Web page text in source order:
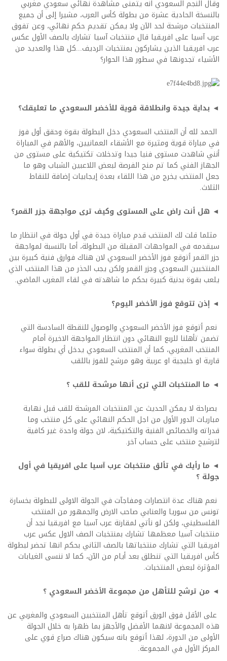
وقال النجم السعودي انه يتمنى مشاهدة نهائي سعودي مغربي
بالنسخة الحادية عشرة من بطولة كأس العرب، مشيرا إلى أن جميع
المنتخبات مرشحة لحد الآن ولا يمكن تقديم حكم نهائي، وعن تفوق
عرب آسيا على افريقيا قال منتخبات آسيا تشارك بالصف الأول عكس
عرب افريقيا الذين يشاركون بمنتخبات الرديف...كل هذا والعديد من
الأشياء تجدونها في سطور هذا الحوار؟
◄ بداية جيدة وانطلاقة قوية للأخضر السعودي ما تعليقك؟
الحمد لله أن المنتخب السعودي دخل البطولة بقوة وحقق أول فوز
في مباراة قوية ومثيرة مع الأشقاء العمانيين، والأهم في المباراة
أنني شاهدت مستوى فنيا جيدا وتدخلات تكتيكية على مستوى من
الجهاز الفني كما تم منح الفرصة لبعض اللاعبين الشباب وهو ما
جعل المنتخب يخرج من هذا اللقاء بعدة إيجابيات إضافة للنقاط
الثلاث.
◄ هل أنت راض على المستوى وكيف ترى مواجهة جزر القمر؟
مثلما قلت لك المنتخب قدم مباراة جيدة في أول جولة في انتظار ما
سيقدمه في المواجهات المقبلة من البطولة، أما بالنسبة لمواجهة
جزر القمر أتوقع فوز الأخضر السعودي لان هناك فوارق فنية كبيرة بين
المنتخبين السعودي وجزر القمر ولكن يجب الحذر من هذا المنتخب الذي
يلعب بقوة بدنية كبيرة بحكم ما شاهدته في لقاء المغرب الماضي.
◄ إذن تتوقع فوز الأخضر اليوم؟
نعم أتوقع فوز الأخضر السعودي والوصول للنقطة السادسة التي
تضمن تأهلنا للربع النهائي دون انتظار المواجهة الاخيرة أمام
المنتخب المغربي، كما أن المنتخب السعودي يدخل أي بطولة سواء
قارية او خليجية او عربية وهو مرشح للفوز باللقب
◄ ما المنتخبات التي ترى أنها مرشحة للقب ؟
بصراحة لا يمكن الحديث عن المنتخبات المرشحة للقب قبل نهاية
مباريات الدور الأول من اجل الحكم النهائي على كل منتخب وما
قدراته والخصائص الفنية والتكتيكية، لان جولة واحدة غير كافية
لترشيح منتخب على حساب آخر.
◄ ما رأيك في تألق منتخبات عرب آسيا على افريقيا في أول
جولة ؟
نعم هناك عدة انتصارات ومفاجآت في الجولة الاولى للبطولة بخسارة
تونس من سوريا والعنابي صاحب الارض والجمهور من المنتخب
الفلسطيني، ولكن لو نأتي لمقارنة عرب آسيا مع افريقيا نجد أن
منتخبات آسيا معظمها تشارك بمنتخبات الصف الاول عكس عرب
افريقيا التي تشارك منتخباتها بالصف الثاني بحكم انها تحضر لبطولة
كأس افريقيا التي تنطلق بعد أيام من الآن، كما لا ننسى الغيابات
المؤثرة لبعض المنتخبات.
◄ من ترشح للتأهل من مجموعة الأخضر السعودي ؟
على الأقل فوق الورق أتوقع تأهل المنتخبين السعودي والمغربي عن
هذه المجموعة لانهما الأفضل والأجهز بما ظهرا به خلال الجولة
الأولى من الدورة، لهذا أتوقع بانه سيكون هناك صراع قوي على
المركز الأول في المجموعة.